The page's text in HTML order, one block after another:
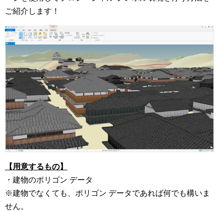
ご紹介します！
【用意するもの】
・建物のポリゴン データ
※建物でなくても、ポリゴン データであれば何でも構いま
せん。